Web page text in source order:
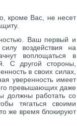
кроме Вас, не несет
Ваш первый и
воздействия на
воплощаться в
С другой стороны,
в своих силах,
уверенность имеет
превышающих даже
должны работать со
тягаться своими
же время блокируют